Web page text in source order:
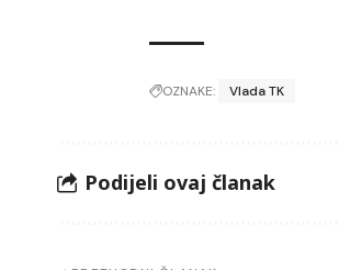
OZNAKE: Vlada TK
Podijeli ovaj članak